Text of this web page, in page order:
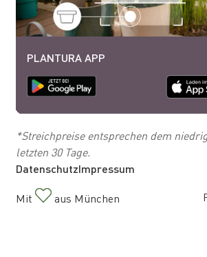
PLANTURA APP
*Streichpreise entsprechen dem
letzten 30 Tage.
Mit aus München
DatenschutzImpressum